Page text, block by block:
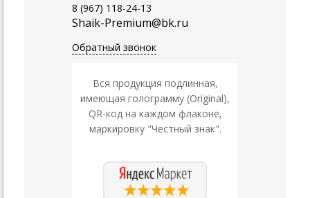
8 (967) 118-24-13
Shaik-Premium@bk.ru
Обратный звонок
Вся продукция подлинная,
имеющая голограмму (Original),
QR-код на каждом флаконе,
маркировку "Честный знак".